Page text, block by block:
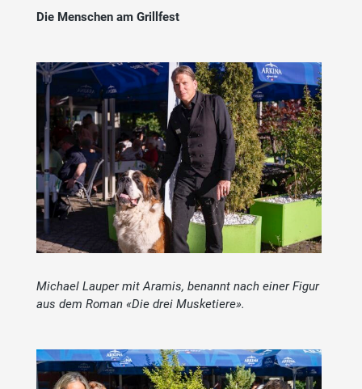
Die Menschen am Grillfest
Michael Lauper mit Aramis, benannt nach einer Figur
aus dem Roman «Die drei Musketiere».